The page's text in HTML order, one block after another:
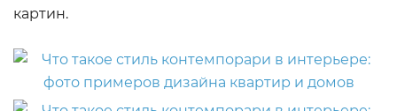
картин.